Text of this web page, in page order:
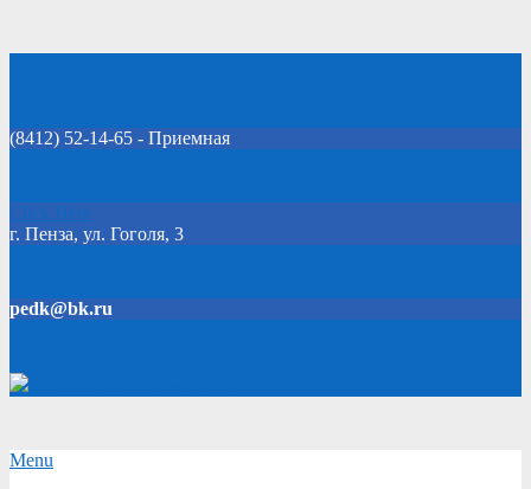
(8412) 52-14-65 - Приемная
Click Here
г. Пенза, ул. Гоголя, 3
pedk@bk.ru
Secondary
Menu